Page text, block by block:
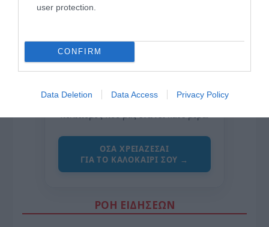
user protection.
CONFIRM
Data Deletion Data Access Privacy Policy
της Ζωής μας
Οι άνθρωποι, οι αυθεντικές ιστορίες,
το ελληνικό καλοκαίρι και ένας
πολιτισμός που μας ενώνει κάθε μέρα.
ΌΣΑ ΧΡΕΙΆΖΕΣΑΙ
ΓΙΑ ΤΟ ΚΑΛΟΚΑΊΡΙ ΣΟΥ →
ΡΟΗ ΕΙΔΗΣΕΩΝ